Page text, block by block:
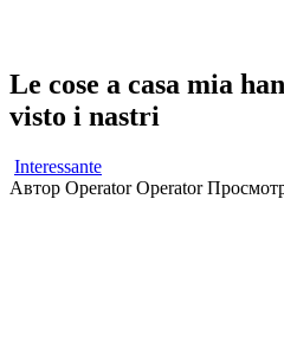
Le cose a casa mia
visto i nastri
Interessante
Автор Operator Operator